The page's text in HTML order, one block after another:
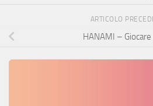
ARTICOLO
HANAMI –